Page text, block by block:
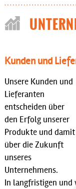
Kunden und
Unsere Kunden und
Lieferanten
entscheiden über
den Erfolg unserer
Produkte und damit
über die Zukunft
unseres
Unternehmens.
In langfristigen und